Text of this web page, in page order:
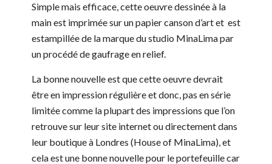
Simple mais efficace, cette oeuvre dessinée à la
main est imprimée sur un papier canson d’art et est
estampillée de la marque du studio MinaLima par
un procédé de gaufrage en relief.
La bonne nouvelle est que cette oeuvre devrait
être en impression régulière et donc, pas en série
limitée comme la plupart des impressions que l’on
retrouve sur leur site internet ou directement dans
leur boutique à Londres (House of MinaLima), et
cela est une bonne nouvelle pour le portefeuille car